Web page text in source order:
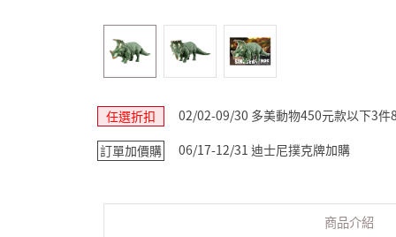
任選折扣
02/02-09/30 多美動物450元款以下3件
訂單加價購
06/17-12/31 迪士尼撲克牌加購
商品介紹